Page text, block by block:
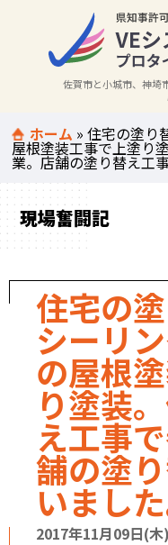
佐賀市と小城市、神埼
ホーム »住宅の塗り
屋根塗装工事で上塗り
業。店舗の塗り替え工
現場奮闘記
住宅の
シーリ
の屋根
り塗装
え工事
舗の塗
いまし
2017年11月09日(木)